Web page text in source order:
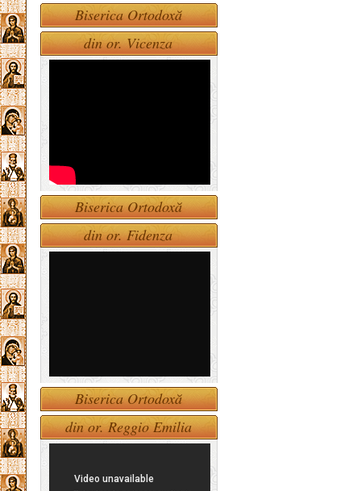
Biserica Ortodoxă
din or. Vicenza
Biserica Ortodoxă
din or. Fidenza
Biserica Ortodoxă
din or. Reggio Emilia